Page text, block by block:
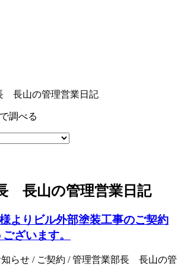
長山の管理営業日記
調べる
長山の管理営業日記
よりビル外部塗装工事のご契約
ざいます。
知らせ / ご契約 / 管理営業部長 長山の管